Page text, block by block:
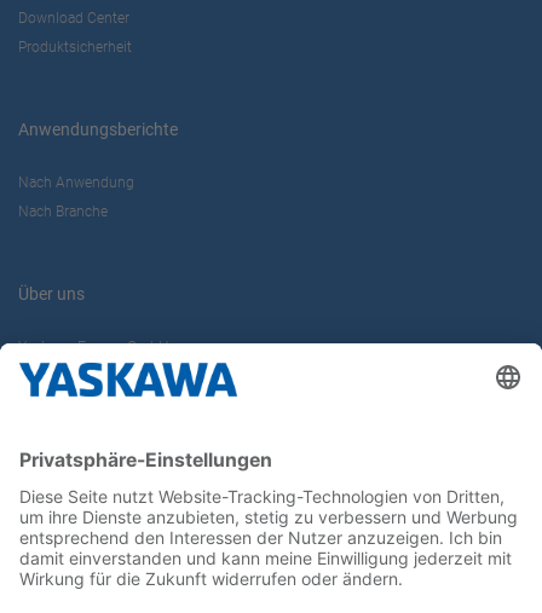
Download Center
Produktsicherheit
Anwendungsberichte
Nach Anwendung
Nach Branche
Über uns
Yaskawa Europe GmbH
Karriere
Newsletter